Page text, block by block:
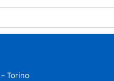
e ricerca della
Torino